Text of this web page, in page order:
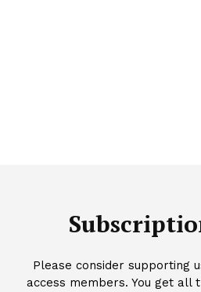
Please consider supporting
access members. You get all